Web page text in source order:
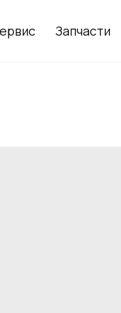
Запчасти